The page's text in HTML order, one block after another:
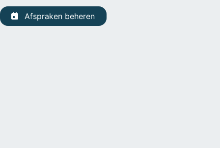
Afspraken beheren